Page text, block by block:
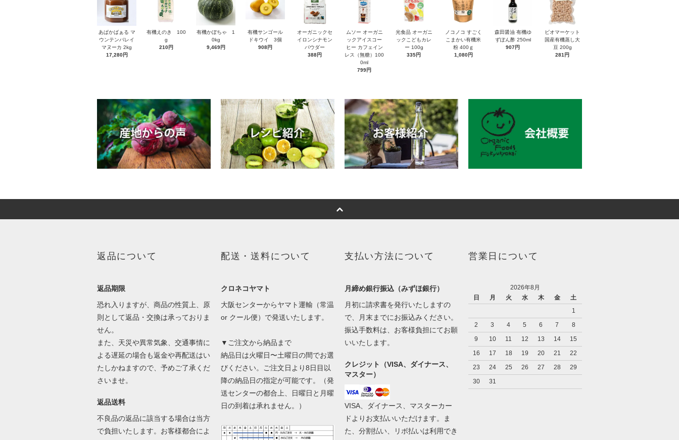
あぱかばぁる マ
ウンテンバレイ
マヌーカ 2kg
17,280円
有機えのき 100
g
210円
有機かぼちゃ 1
0kg
9,469円
有機サンゴール
ドキウイ 3個
908円
オーガニックセ
イロンシナモン
パウダー
388円
ムソー オーガニ
ックアイスコー
ヒー カフェイン
レス（無糖）100
0ml
799円
光食品 オーガニ
ックこどもカレ
ー 100g
335円
ノコノコ すごく
こまかい有機米
粉 400ｇ
1,080円
森田醤油 有機ゆ
ずぽん酢 250ml
907円
ビオマーケット
国産有機蒸し大
豆 200g
281円
返品について
返品期限
恐れ入りますが、商品の性質上、原
則として返品・交換は承っておりま
せん。
また、天災や異常気象、交通事情に
よる遅延の場合も返金や再配送はい
たしかねますので、予めご了承くだ
さいませ。
返品送料
不良品の返品に該当する場合は当方
で負担いたします。お客様都合によ
配送・送料について
クロネコヤマト
大阪センターからヤマト運輸（常温
or クール便）で発送いたします。
▼ご注文から納品まで
納品日は火曜日〜土曜日の間でお選
びください。ご注文日より8日目以
降の納品日の指定が可能です。（発
送センターの都合上、日曜日と月曜
日の到着は承れません。）
支払い方法について
月締め銀行振込（みずほ銀行）
月初に請求書を発行いたしますの
で、月末までにお振込みください。
振込手数料は、お客様負担にてお願
いいたします。
クレジット（VISA、ダイナース、
マスター）
VISA、ダイナース、マスターカー
ドよりお支払いいただけます。ま
た、分割払い、リボ払いは利用でき
営業日について
2026年8月
日
月 火 水 木 金
土
1
2
3 4 5 6 7
8
9
10 11 12 13 14
15
16
17 18 19 20 21
22
23
24 25 26 27 28
29
30
31